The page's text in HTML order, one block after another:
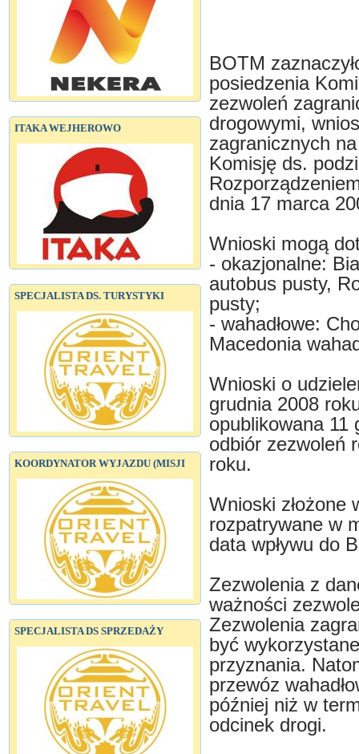
ITAKA WEJHEROWO
SPECJALISTA DS. TURYSTYKI
KOORDYNATOR WYJAZDU (MISJI
SPECJALISTA DS SPRZEDAŻY
BOTM
posiedzenia
zezwoleń
drogowymi,
zagranicznych
Komisję ds.
dnia 17 marca
Wnioski mogą
- okazjonalne:
autobus pusty,
pusty;
- wahadłowe:
Macedonia
Wnioski o
grudnia 2008
opublikowana 11
odbiór zezwoleń
roku.
Wnioski złożone
rozpatrywane w
data wpływu do
Zezwolenia z
ważności
Zezwolenia
być
przyznania.
przewóz
później niż w
odcinek drogi.